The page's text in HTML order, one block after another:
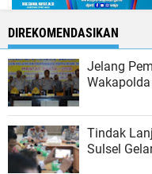
DIREKOMENDASIKAN
Jelang
Tindak
Sulsel